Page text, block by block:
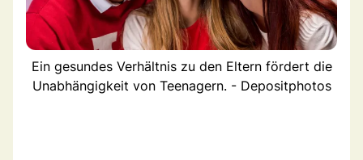
Ein gesundes Verhältnis zu den Eltern fördert die
Unabhängigkeit von Teenagern. - Depositphotos